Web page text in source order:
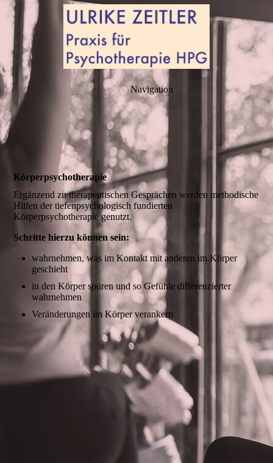
Navigation
Körper­psycho­therapie
Ergänzend zu therapeutischen Gesprächen werden methodische
Hilfen der tiefenpsychologisch fundierten
Körperpsychotherapie genutzt.
Schritte hierzu können sein:
wahrnehmen, was im Kontakt mit anderen im Körper
geschieht
in den Körper spüren und so Gefühle differenzierter
wahrnehmen
Veränderungen im Körper verankern